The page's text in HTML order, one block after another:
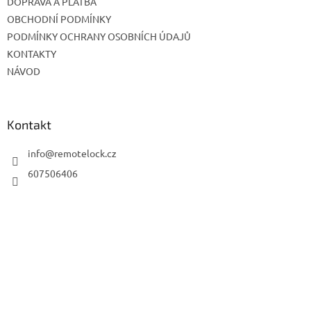
OBCHODNÍ PODMÍNKY
PODMÍNKY OCHRANY OSOBNÍCH ÚDAJŮ
KONTAKTY
NÁVOD
Kontakt
info@remotelock.cz
607506406